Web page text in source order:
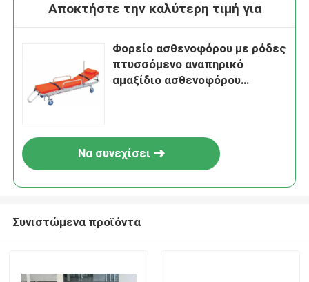
Αποκτήστε την καλύτερη τιμή για
Φορείο ασθενοφόρου με ρόδες
πτυσσόμενο αναπηρικό
αμαξίδιο ασθενοφόρου
Να συνεχίσει
Συνιστώμενα προϊόντα